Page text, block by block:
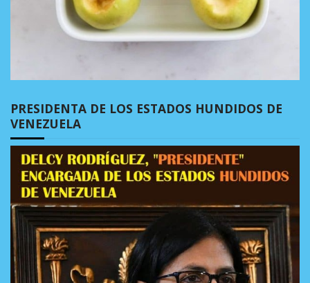
PRESIDENTA DE LOS ESTADOS HUNDIDOS DE
VENEZUELA